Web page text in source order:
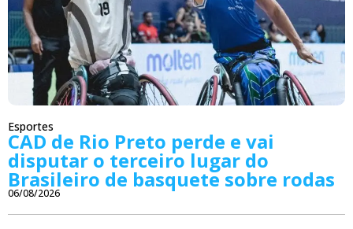
Esportes
CAD de Rio Preto perde e vai
disputar o terceiro lugar do
Brasileiro de basquete sobre rodas
06/08/2026